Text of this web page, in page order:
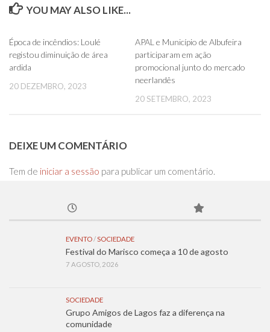
YOU MAY ALSO LIKE...
Época de incêndios: Loulé
registou diminuição de área
ardida
20 DEZEMBRO, 2023
APAL e Município de Albufeira
participaram em ação
promocional junto do mercado
neerlandês
20 SETEMBRO, 2023
DEIXE UM COMENTÁRIO
Tem de iniciar a sessão para publicar um comentário.
EVENTO/SOCIEDADE
Festival do Marisco começa a 10 de agosto
7 AGOSTO, 2026
SOCIEDADE
Grupo Amigos de Lagos faz a diferença na
comunidade